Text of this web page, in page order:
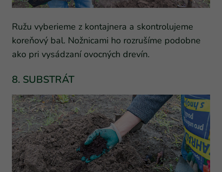
Ružu vyberieme z kontajnera a skontrolujeme
koreňový bal. Nožnicami ho rozrušíme podobne
ako pri vysádzaní ovocných drevín.
8. SUBSTRÁT